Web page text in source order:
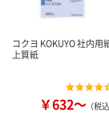
コクヨ KOKUYO 社内用
上質紙
￥632～ （税込